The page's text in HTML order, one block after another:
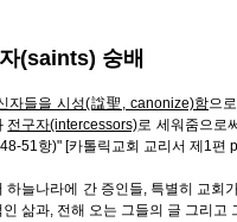
(saints) 숭배
자들을 시성(諡聖, canonize)함으
전구자(intercessors)로 세워줌으로
51항)" [카톨릭교회 교리서 제1편
하늘나라에 간 증인들, 특별히 교회
삶과, 전해 오는 그들의 글 그리고